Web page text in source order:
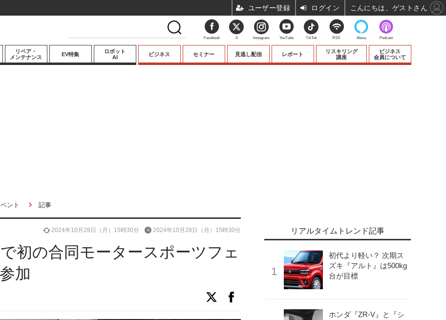
リペア・
メンテナンス
EV特集
ロボット
AI
ビジネス セミナー 見逃し配信 レポート
リスキリング
講座
ビジネス
会員について
ント 記事
初の合同モータースポーツフェ
加
2024年10月28日（月）15時30分 2024年10月28日（月）15時30分 リアルタイムトレンド記事
初代より軽い？ 次期ス
ズキ『アルト』は500kg
台が目標
ホンダ『ZR-V』と『シ
Facebook X Instagram YouTube TikTok RSS Alexa Podcast
ユーザー登録 ログイン こんにちは、ゲストさん